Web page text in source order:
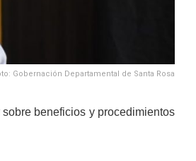
Gobernación Departamental de Santa Rosa
beneficios y procedimientos